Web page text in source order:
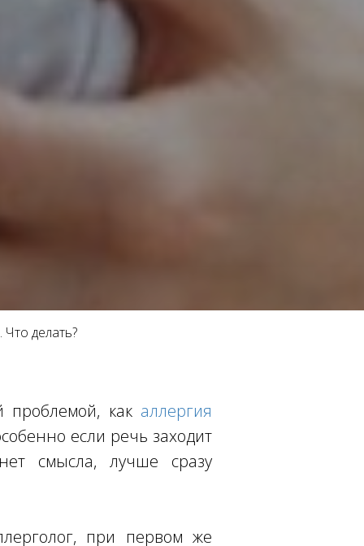
делать?
проблемой, как аллергия
если речь заходит
смысла, лучше сразу
при первом же